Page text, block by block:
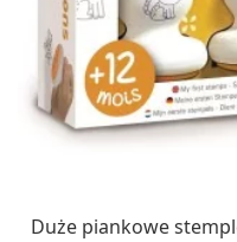
Duże piankowe